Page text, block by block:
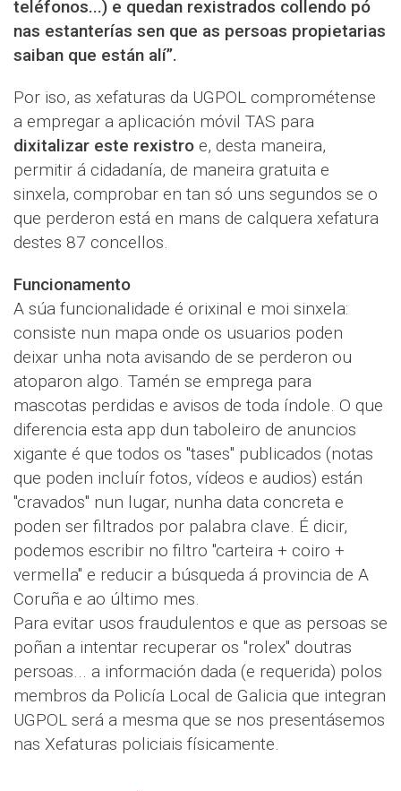
teléfonos...) e quedan rexistrados collendo pó
nas estanterías sen que as persoas propietarias
saiban que están alí”.
Por iso, as xefaturas da UGPOL comprométense
a empregar a aplicación móvil TAS para
dixitalizar este rexistro e, desta maneira,
permitir á cidadanía, de maneira gratuita e
sinxela, comprobar en tan só uns segundos se o
que perderon está en mans de calquera xefatura
destes 87 concellos.
Funcionamento
A súa funcionalidade é orixinal e moi sinxela:
consiste nun mapa onde os usuarios poden
deixar unha nota avisando de se perderon ou
atoparon algo. Tamén se emprega para
mascotas perdidas e avisos de toda índole. O que
diferencia esta app dun taboleiro de anuncios
xigante é que todos os "tases" publicados (notas
que poden incluír fotos, vídeos e audios) están
"cravados" nun lugar, nunha data concreta e
poden ser filtrados por palabra clave. É dicir,
podemos escribir no filtro "carteira + coiro +
vermella" e reducir a búsqueda á provincia de A
Coruña e ao último mes.
Para evitar usos fraudulentos e que as persoas se
poñan a intentar recuperar os "rolex" doutras
persoas... a información dada (e requerida) polos
membros da Policía Local de Galicia que integran
UGPOL será a mesma que se nos presentásemos
nas Xefaturas policiais físicamente.